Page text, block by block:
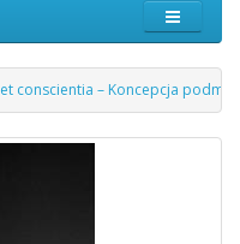
conscientia – Koncepcja